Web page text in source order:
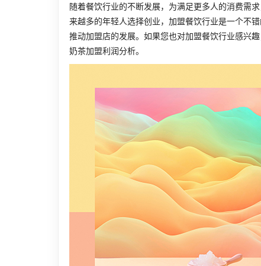
随着餐饮行业的不断发展，为满足更多人的消费需
来越多的年轻人选择创业，加盟餐饮行业是一个不
推动加盟店的发展。如果您也对加盟餐饮行业感兴
奶茶加盟利润分析。